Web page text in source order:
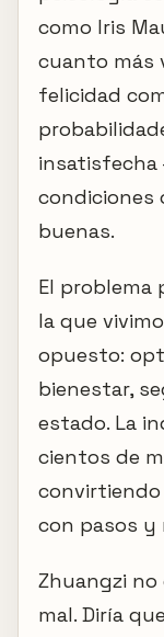
como Iris
cuanto más
felicidad
condiciones
buenas.
El problema
la que
opuesto:
bienestar,
estado. La
cientos de
con pasos y
Zhuangzi no
mal. Diría